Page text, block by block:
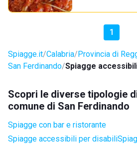
1
Spiagge.it Calabria Provincia di
San Ferdinando Spiagge
Scopri le diverse tipologie
comune di San Ferdinando
Spiagge con bar e ristorante
Spiagge accessibili per disabili